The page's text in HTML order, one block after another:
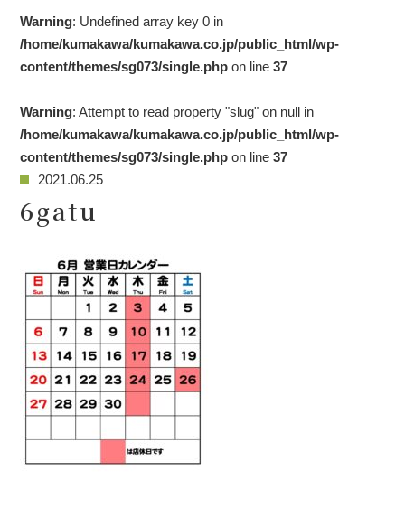
Warning: Undefined array key 0 in
/home/kumakawa/kumakawa.co.jp/public_html/wp-
content/themes/sg073/single.php on line37
Warning: Attempt to read property "slug" on null in
/home/kumakawa/kumakawa.co.jp/public_html/wp-
content/themes/sg073/single.php on line37
2021.06.25
6gatu